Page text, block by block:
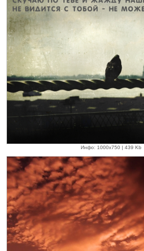
Инфо: 1000х750 | 439 Kb